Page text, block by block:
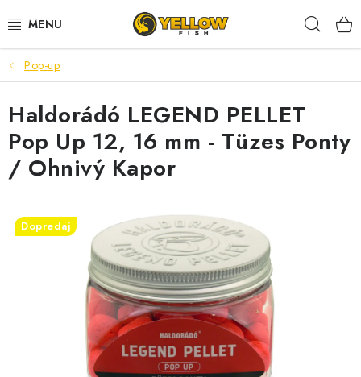
na
NOVINKY 2026
LETNÉ ZĽAVY
HALDORADO
NAVIJAKY
KRMIVÁ,NÁSTRAHY
BIŽUTERIA-DOPLNKY
Pop-up
Haldorádó LEGEND PELLET
Pop Up 12, 16 mm - Tüzes Ponty
/ Ohnivý Kapor
Dopredaj